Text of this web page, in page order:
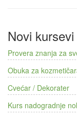
Novi
Provera znanja za
Obuka za
Cvećar / Dekorater
Kurs nadogradnje